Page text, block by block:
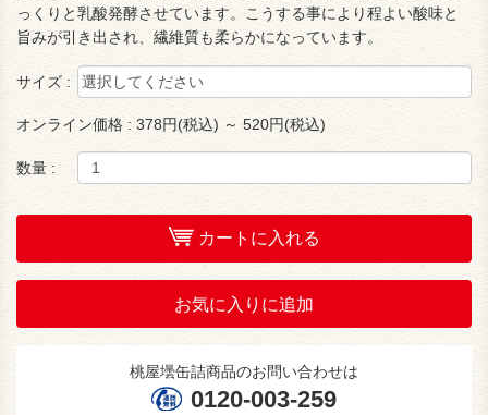
っくりと乳酸発酵させています。こうする事により程よい酸味と
旨みが引き出され、繊維質も柔らかになっています。
サイズ :
オンライン価格 : 378円(税込) ～ 520円(税込)
数量 :
カートに入れる
お気に入りに追加
桃屋壜缶詰商品のお問い合わせは
0120-003-259